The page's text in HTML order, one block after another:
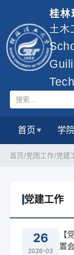
桂林
土木
首页 ▼ 学
首页/党团工作/党建
党建工作
26
2026-03
【
置